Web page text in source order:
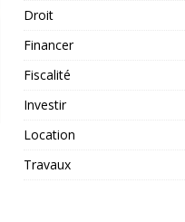
Droit
Financer
Fiscalité
Investir
Location
Travaux